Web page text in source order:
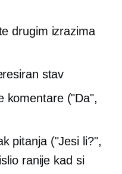
drugim izrazima
stav
komentare ("Da",
pitanja ("Jesi li?",
ranije kad si